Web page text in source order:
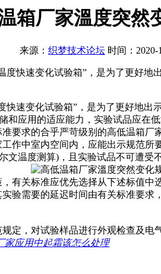
箱厂家溫度突然
来源： 织梦技术论坛 时间：2020-
度快速变化试验箱”，是为了更好
快速变化试验箱”，是为了更好地
应用的适应能力，实验试品应
要求的合乎严苛级别的高低温箱
作中室内空间内，应能出示规范
温度测算)，且实验试品不可遭受
关标准应优先选择从下述标值
验需要的延迟时间由有关标准要
，对试验样品进行外观检查及电
家应用中起霜该怎么处理